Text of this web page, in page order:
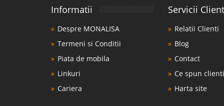
-14%
Pat
180x200
Pat Damasc Chester
Renumitul
propune un model
contemporan.
Informatii
Despre MONALISA
Termeni si Conditii
Piata de mobila
Linkuri
Cariera
Servicii
Relatii Clienti
Blog
Contact
Ce spun
Harta site